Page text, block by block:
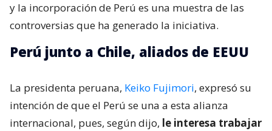
y la incorporación de Perú es una muestra de las
controversias que ha generado la iniciativa.
Perú junto a Chile, aliados de EEUU
La presidenta peruana, Keiko Fujimori, expresó su
intención de que el Perú se una a esta alianza
internacional, pues, según dijo, le interesa trabajar